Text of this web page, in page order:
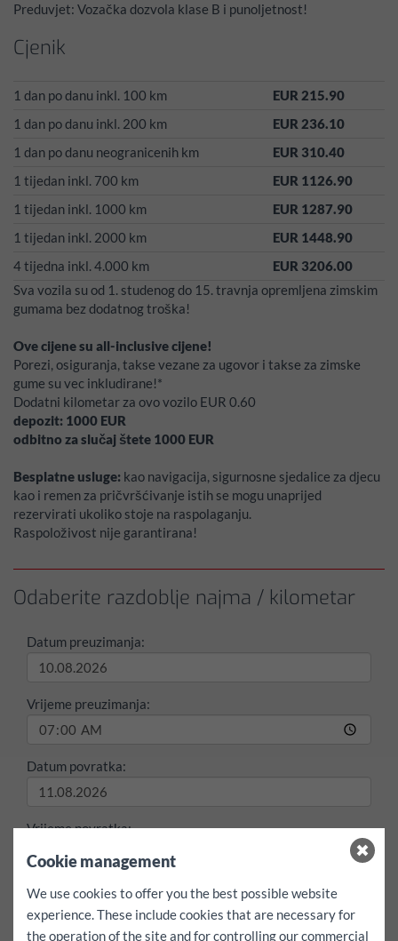
Preduvjet: Vozačka dozvola klase B i punoljetnost!
Cjenik
1 dan po danu inkl. 100 km
EUR 215.90
1 dan po danu inkl. 200 km
EUR 236.10
1 dan po danu neogranicenih km
EUR 310.40
1 tijedan inkl. 700 km
EUR 1126.90
1 tijedan inkl. 1000 km
EUR 1287.90
1 tijedan inkl. 2000 km
EUR 1448.90
4 tijedna inkl. 4.000 km
EUR 3206.00
Sva vozila su od 1. studenog do 15. travnja opremljena zimskim
gumama bez dodatnog troška!
Ove cijene su all-inclusive cijene!
Porezi, osiguranja, takse vezane za ugovor i takse za zimske
gume su vec inkludirane!*
Dodatni kilometar za ovo vozilo EUR 0.60
depozit: 1000 EUR
odbitno za slučaj štete 1000 EUR
Besplatne usluge: kao navigacija, sigurnosne sjedalice za djecu
kao i remen za pričvršćivanje istih se mogu unaprijed
rezervirati ukoliko stoje na raspolaganju.
Raspoloživost nije garantirana!
Odaberite razdoblje najma / kilometar
Datum preuzimanja:
Vrijeme preuzimanja:
Datum povratka:
Vrijeme povratka:
maks./Dan
100 km
200 km besplatni
Cookie management
We use cookies to offer you the best possible website
experience. These include cookies that are necessary for
the operation of the site and for controlling our commercial